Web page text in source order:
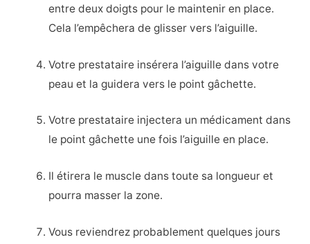
entre deux doigts pour le maintenir en place.
Cela l’empêchera de glisser vers l’aiguille.
Votre prestataire insérera l’aiguille dans votre
peau et la guidera vers le point gâchette.
Votre prestataire injectera un médicament dans
le point gâchette une fois l’aiguille en place.
Il étirera le muscle dans toute sa longueur et
pourra masser la zone.
Vous reviendrez probablement quelques jours